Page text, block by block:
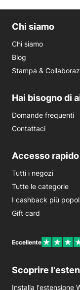
Chi siamo
Chi siamo
Blog
Stampa &
Hai bisogno di
Domande frequenti
Contattaci
Accesso rapido
Tutti i negozi
Tutte le categorie
I cashback più
Gift card
Eccellente
Scoprire
Installa l'estensione